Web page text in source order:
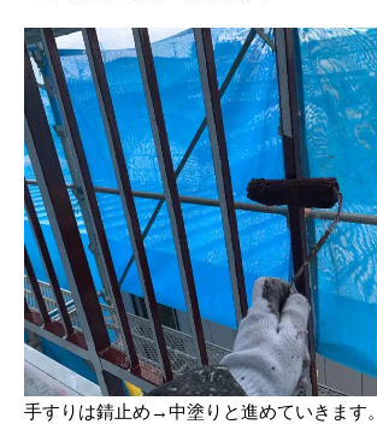
手すりは錆止め→中塗りと進めていきます。